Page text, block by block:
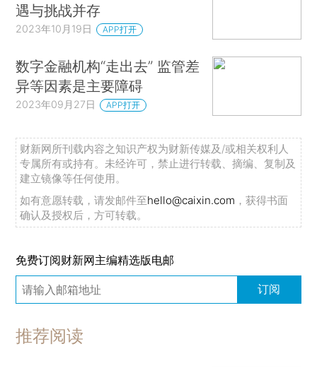
遇与挑战并存
2023年10月19日 APP打开
数字金融机构“走出去” 监管差
异等因素是主要障碍
2023年09月27日 APP打开
财新网所刊载内容之知识产权为财新传媒及/或相关权利人
专属所有或持有。未经许可，禁止进行转载、摘编、复制及
建立镜像等任何使用。
如有意愿转载，请发邮件至hello@caixin.com ，获得书面
确认及授权后，方可转载。
免费订阅财新网主编精选版电邮
订阅
推荐阅读